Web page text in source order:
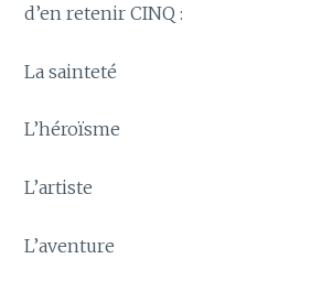
d’en retenir CINQ :
La sainteté
L’héroïsme
L’artiste
L’aventure